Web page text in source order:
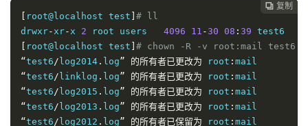
 复制
root@localhost test # ll
drwxr-xr-x 2 root users 4096 11 -30 08 : 39
root@localhost test # chown -R -v root:mail test6
“test6/ log2014 . log” 的所有者已更改为 root :
“test6/ linklog . log” 的所有者已更改为 root :
“test6/ log2015 . log” 的所有者已更改为 root :
“test6/ log2013 . log” 的所有者已更改为 root :
“test6/ log2012 . log” 的所有者已保留为 root :